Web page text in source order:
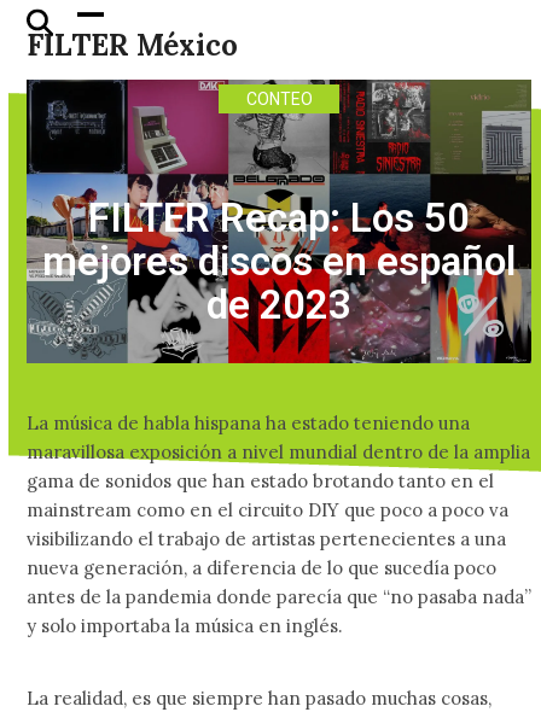
Skip
FILTER México
Open
mobile
menu
Close
mobile
menu
CONTEO
FILTER Recap: Los 50
mejores discos en español
de 2023
La música de habla hispana ha estado teniendo una
maravillosa exposición a nivel mundial dentro de la amplia
gama de sonidos que han estado brotando tanto en el
mainstream como en el circuito DIY que poco a poco va
visibilizando el trabajo de artistas pertenecientes a una
nueva generación, a diferencia de lo que sucedía poco
antes de la pandemia donde parecía que “no pasaba nada”
y solo importaba la música en inglés.
La realidad, es que siempre han pasado muchas cosas,